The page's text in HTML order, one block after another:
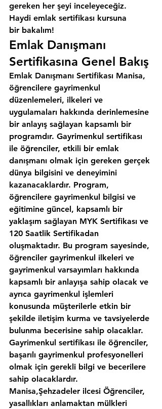
gereken her şeyi inceleyeceğiz.
Haydi emlak sertifikası kursuna
bir bakalım!
Emlak Danışmanı
Sertifikasına Genel Bakış
Emlak Danışmanı Sertifikası Manisa,
öğrencilere gayrimenkul
düzenlemeleri, ilkeleri ve
uygulamaları hakkında derinlemesine
bir anlayış sağlayan kapsamlı bir
programdır. Gayrimenkul sertifikası
ile öğrenciler, etkili bir emlak
danışmanı olmak için gereken gerçek
dünya bilgisini ve deneyimini
kazanacaklardır. Program,
öğrencilere gayrimenkul bilgisi ve
eğitimine güncel, kapsamlı bir
yaklaşım sağlayan MYK Sertifikası ve
120 Saatlik Sertifikadan
oluşmaktadır. Bu program sayesinde,
öğrenciler gayrimenkul ilkeleri ve
gayrimenkul varsayımları hakkında
kapsamlı bir anlayışa sahip olacak ve
ayrıca gayrimenkul işlemleri
konusunda müşterilerle etkin bir
şekilde iletişim kurma ve tavsiyelerde
bulunma becerisine sahip olacaklar.
Gayrimenkul sertifikası ile öğrenciler,
başarılı gayrimenkul profesyonelleri
olmak için gerekli bilgi ve becerilere
sahip olacaklardır.
Manisa,Şehzadeler ilcesi Öğrenciler,
yasallıkları anlamaktan mülkleri